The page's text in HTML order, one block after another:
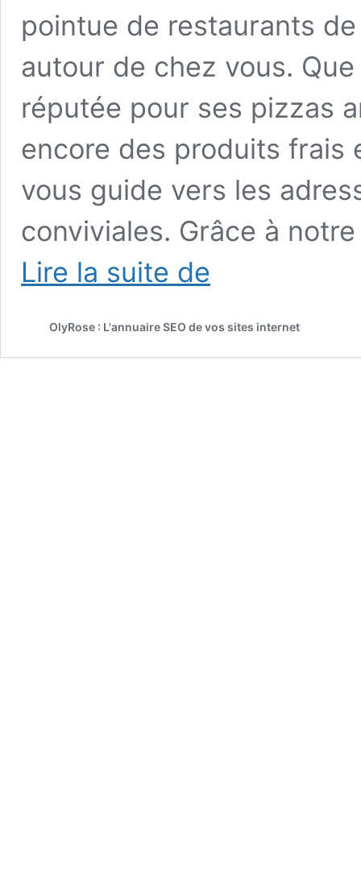
pointue de restaurants
autour de chez vous.
réputée pour ses pizzas
encore des produits frais
vous guide vers les
conviviales. Grâce à
Lire la suite de
OlyRose : L'annuaire SEO de vos sites internet